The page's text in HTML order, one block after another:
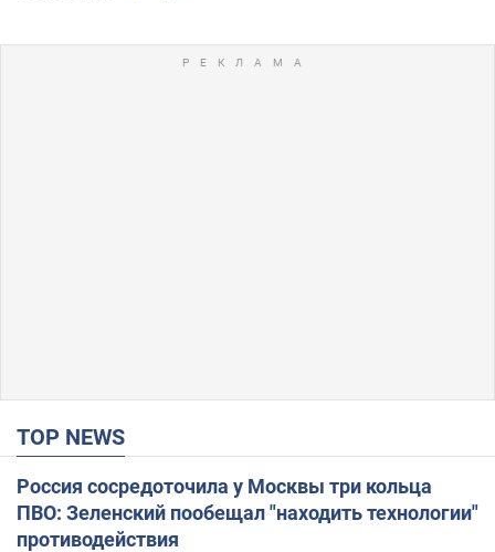
TOP NEWS
Россия сосредоточила у Москвы три кольца
ПВО: Зеленский пообещал "находить технологии"
противодействия